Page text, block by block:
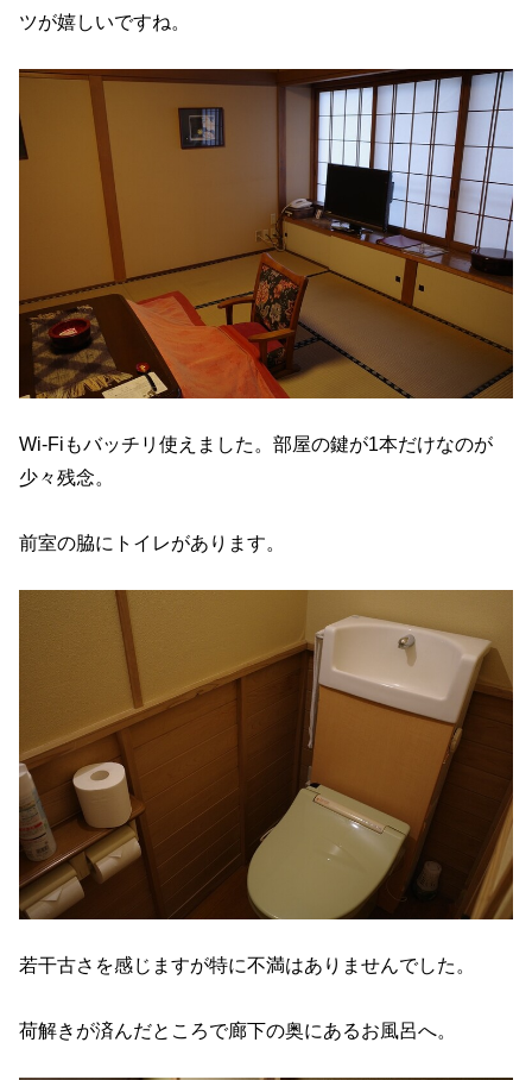
ツが嬉しいですね。
Wi-Fiもバッチリ使えました。部屋の鍵が1本だけなのが
少々残念。
前室の脇にトイレがあります。
若干古さを感じますが特に不満はありませんでした。
荷解きが済んだところで廊下の奥にあるお風呂へ。